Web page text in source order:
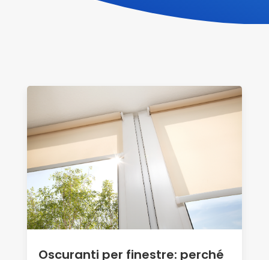
Oscuranti per finestre: perché